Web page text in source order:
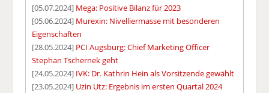
[05.07.2024] Mega: Positive Bilanz für 2023
[05.06.2024] Murexin: Nivelliermasse mit besonderen
Eigenschaften
[28.05.2024] PCI Augsburg: Chief Marketing Officer
Stephan Tschernek geht
[24.05.2024] IVK: Dr. Kathrin Hein als Vorsitzende gewählt
[23.05.2024] Uzin Utz: Ergebnis im ersten Quartal 2024